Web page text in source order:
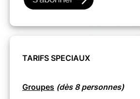
TARIFS SPECIAUX
Groupes (dès 8 personnes)